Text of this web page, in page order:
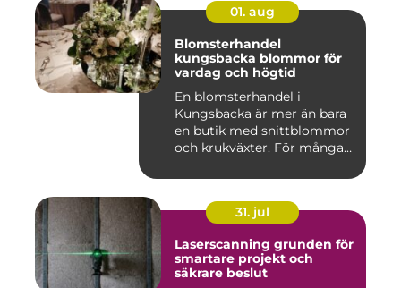
01. aug
Blomsterhandel
kungsbacka blommor för
vardag och högtid
En blomsterhandel i
Kungsbacka är mer än bara
en butik med snittblommor
och krukväxter. För många
31. jul
Laserscanning grunden för
smartare projekt och
säkrare beslut